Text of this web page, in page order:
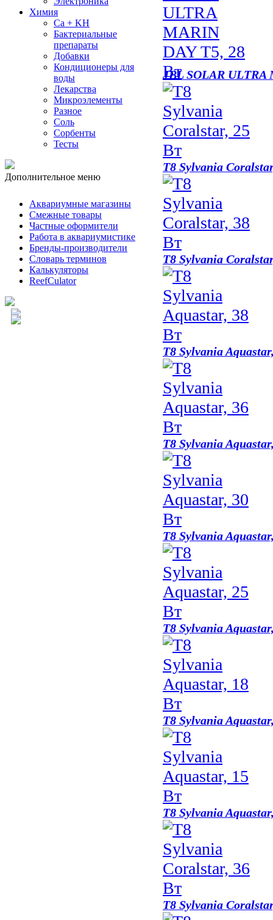
Химия
Ca + KH
Бактериальные
препараты
Добавки
Кондиционеры для
воды
Лекарства
Микроэлементы
Разное
Соль
Сорбенты
Тесты
Дополнительное меню
Аквариумные магазины
Смежные товары
Частные оформители
Работа в аквариумистике
Бренды-производители
Словарь терминов
Калькуляторы
ReefCulator
JBL SOLAR
T8 Sylvania
T8 Sylvania
T8 Sylvania
T8 Sylvania
T8 Sylvania
T8 Sylvania
T8 Sylvania
T8 Sylvania
T8 Sylvania